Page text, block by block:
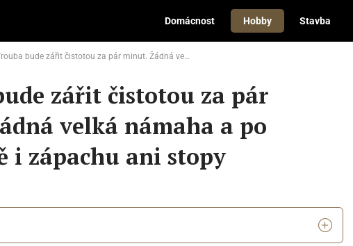
Domácnost Hobby Stavba
bude zářit čistotou za pár minut. Žádná velká námaha a po mastnotě i zápachu ani stopy
zářit čistotou za pár
velká námaha a po
i zápachu ani stopy